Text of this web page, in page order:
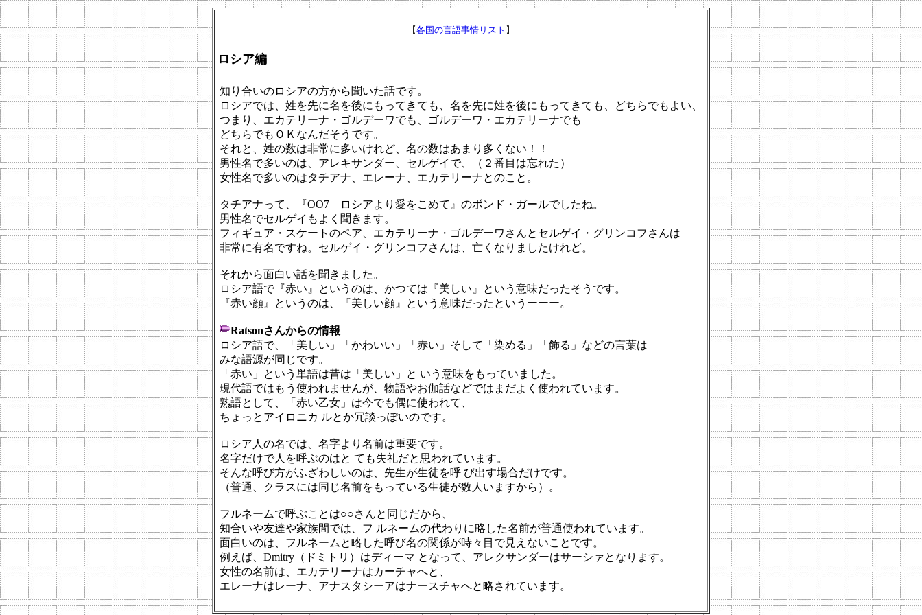
【各国の言語事情リスト 】
ロシア編
知り合いのロシアの方から聞いた話です。
ロシアでは、姓を先に名を後にもってきても、名を先に姓を後にもってきても、どちらでもよい、
つまり、エカテリーナ・ゴルデーワでも、ゴルデーワ・エカテリーナでも
どちらでもＯＫなんだそうです。
それと、姓の数は非常に多いけれど、名の数はあまり多くない！！
男性名で多いのは、アレキサンダー、セルゲイで、（２番目は忘れた）
女性名で多いのはタチアナ、エレーナ、エカテリーナとのこと。
タチアナって、『OO7 ロシアより愛をこめて』のボンド・ガールでしたね。
男性名でセルゲイもよく聞きます。
フィギュア・スケートのペア、エカテリーナ・ゴルデーワさんとセルゲイ・グリンコフさんは
非常に有名ですね。セルゲイ・グリンコフさんは、亡くなりましたけれど。
それから面白い話を聞きました。
ロシア語で『赤い』というのは、かつては『美しい』という意味だったそうです。
『赤い顔』というのは、『美しい顔』という意味だったというーーー。
Ratsonさんからの情報
ロシア語で、「美しい」「かわいい」「赤い」そして「染める」「飾る」などの言葉は
みな語源が同じです。
「赤い」という単語は昔は「美しい」と いう意味をもっていました。
現代語ではもう使われませんが、物語やお伽話などではまだよく使われています。
熟語として、「赤い乙女」は今でも偶に使われて、
ちょっとアイロニカ ルとか冗談っぽいのです。
ロシア人の名では、名字より名前は重要です。
名字だけで人を呼ぶのはと ても失礼だと思われています。
そんな呼び方がふざわしいのは、先生が生徒を呼 び出す場合だけです。
（普通、クラスには同じ名前をもっている生徒が数人いますから）。
フルネームで呼ぶことは○○さんと同じだから、
知合いや友達や家族間では、フ ルネームの代わりに略した名前が普通使われています。
面白いのは、フルネームと略した呼び名の関係が時々目で見えないことです。
例えば、Dmitry（ドミトリ）はディーマ となって、アレクサンダーはサーシァとなります。
女性の名前は、エカテリーナはカーチャへと、
エレーナはレーナ、アナスタシーアはナースチャへと略されています。